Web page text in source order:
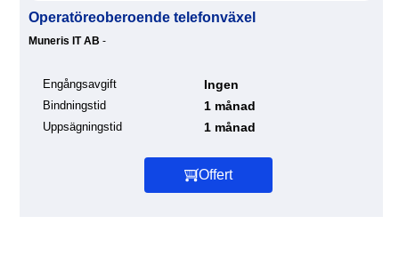
Operatöreoberoende telefonväxel
Muneris IT AB -
Engångsavgift Ingen
Bindningstid 1 månad
Uppsägningstid 1 månad
Offert